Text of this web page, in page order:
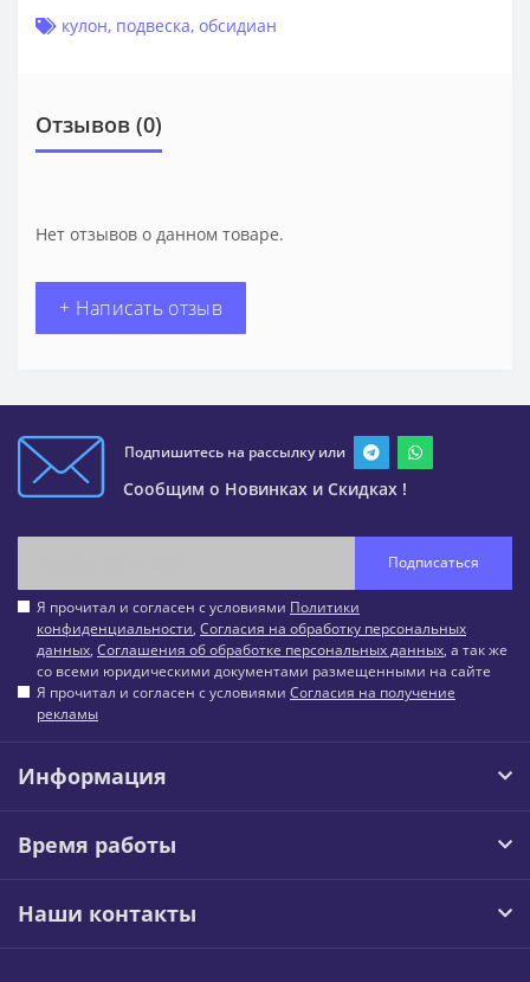
кулон, подвеска, обсидиан
Отзывов (0)
Нет отзывов о данном товаре.
+ Написать отзыв
Подпишитесь на рассылку или
Сообщим о Новинках и Скидках !
Подписаться
Я прочитал и согласен с условиями Политики
конфиденциальности, Согласия на обработку персональных
данных, Соглашения об обработке персональных данных, а так же
со всеми юридическими документами размещенными на сайте
Я прочитал и согласен с условиями Согласия на получение
рекламы
Информация
Время работы
Наши контакты